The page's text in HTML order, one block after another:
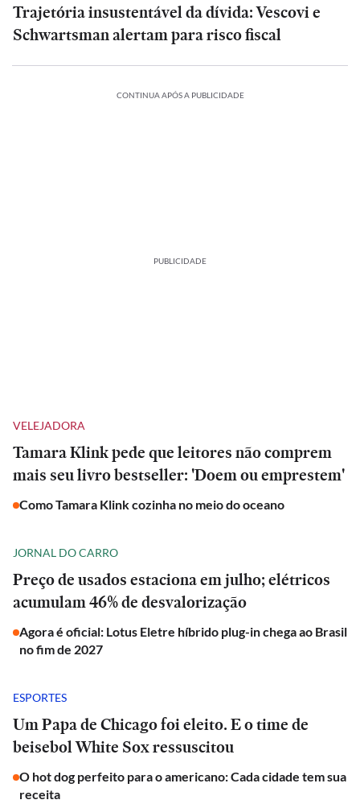
Trajetória insustentável da dívida: Vescovi e
Schwartsman alertam para risco fiscal
CONTINUA APÓS A PUBLICIDADE
PUBLICIDADE
VELEJADORA
Tamara Klink pede que leitores não comprem
mais seu livro bestseller: 'Doem ou emprestem'
Como Tamara Klink cozinha no meio do oceano
JORNAL DO CARRO
Preço de usados estaciona em julho; elétricos
acumulam 46% de desvalorização
Agora é oficial: Lotus Eletre híbrido plug-in chega ao Brasil
no fim de 2027
ESPORTES
Um Papa de Chicago foi eleito. E o time de
beisebol White Sox ressuscitou
O hot dog perfeito para o americano: Cada cidade tem sua
receita